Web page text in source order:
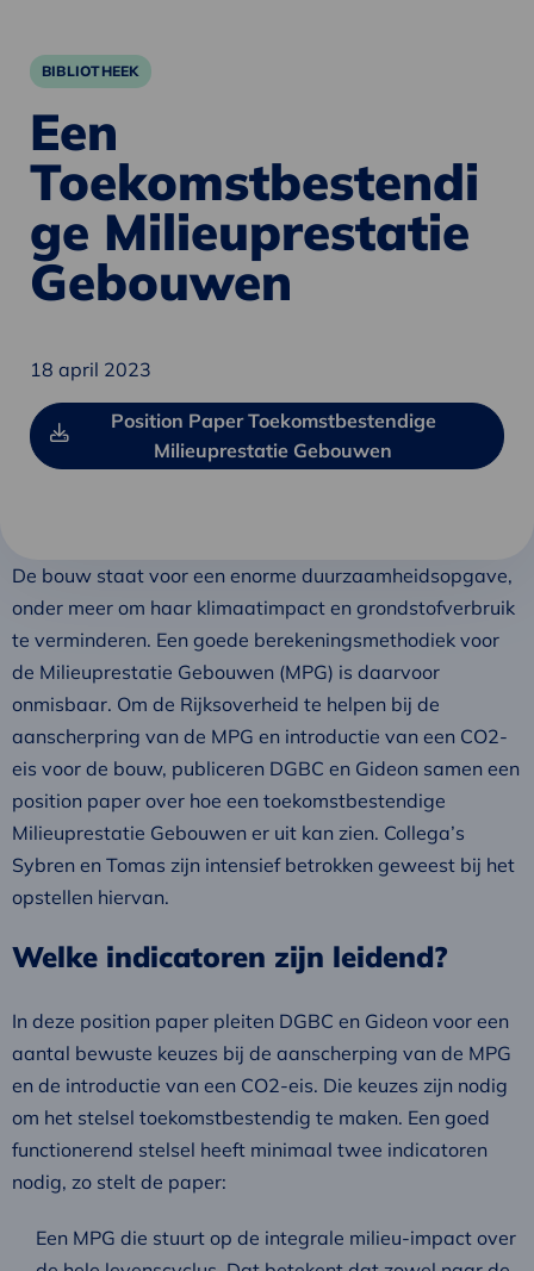
BIBLIOTHEEK
Een
Toekomstbestendi
ge Milieuprestatie
Gebouwen
18 april 2023
Position Paper Toekomstbestendige
Milieuprestatie Gebouwen
De bouw staat voor een enorme duurzaamheidsopgave,
onder meer om haar klimaatimpact en grondstofverbruik
te verminderen. Een goede berekeningsmethodiek voor
de Milieuprestatie Gebouwen (MPG) is daarvoor
onmisbaar. Om de Rijksoverheid te helpen bij de
aanscherpring van de MPG en introductie van een CO2-
eis voor de bouw, publiceren DGBC en Gideon samen een
position paper over hoe een toekomstbestendige
Milieuprestatie Gebouwen er uit kan zien. Collega’s
Sybren en Tomas zijn intensief betrokken geweest bij het
opstellen hiervan.
Welke indicatoren zijn leidend?
In deze position paper pleiten DGBC en Gideon voor een
aantal bewuste keuzes bij de aanscherping van de MPG
en de introductie van een CO2-eis. Die keuzes zijn nodig
om het stelsel toekomstbestendig te maken. Een goed
functionerend stelsel heeft minimaal twee indicatoren
nodig, zo stelt de paper:
Een MPG die stuurt op de integrale milieu-impact over